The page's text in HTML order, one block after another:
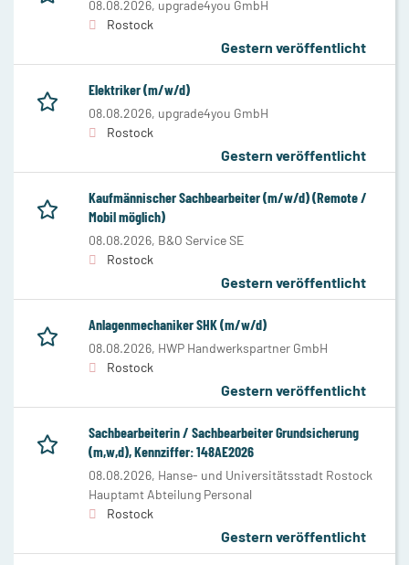
08.08.2026, upgrade4you GmbH
Rostock
Gestern veröffentlicht
Elektriker (m/w/d)
08.08.2026, upgrade4you GmbH
Rostock
Gestern veröffentlicht
Kaufmännischer Sachbearbeiter (m/w/d) (Remote /
Mobil möglich)
08.08.2026, B&O Service SE
Rostock
Gestern veröffentlicht
Anlagenmechaniker SHK (m/w/d)
08.08.2026, HWP Handwerkspartner GmbH
Rostock
Gestern veröffentlicht
Sachbearbeiterin / Sachbearbeiter Grundsicherung
(m,w,d), Kennziffer: 148AE2026
08.08.2026, Hanse- und Universitätsstadt Rostock
Hauptamt Abteilung Personal
Rostock
Gestern veröffentlicht